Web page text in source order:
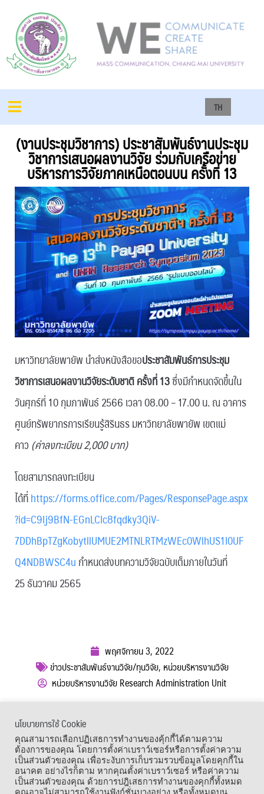
TH
(งานประชุมวิชาการ) ประชาสัมพันธ์งานประชุม
วิชาการเสนอผลงานวิจัย ร่วมกับเครือข่าย
บริหารการวิจัยภาคเหนือตอนบน ครั้งที่ 13
มหาวิทยาลัยพายัพ นำส่งหนังสือขอประชาสัมพันธ์การประชุม
วิชาการเสนอผลงานวิจัยระดับชาติ ครั้งที่ 13ซึ่งมีกำหนดจัดขึ้นใน
วันศุกร์ที่ 10 กุมภาพันธ์ 2566 เวลา 08.00 – 17.00 น. ณ อาคาร
ศูนย์ทรัพยากรการเรียนรู้สิรินธร มหาวิทยาลัยพายัพ เขตแม่
คาว(ค่าลงทะเบียน 2,000 บาท)
โดยสามารถลงทะเบียน
ได้ที่https://forms.office.com/Pages/ResponsePage.aspx
?id=C9Ij9BfN-EGnLCIc8fqdky3QiV-
7DDhBpTZgKobytllUMUE2MTNLRTMzWEc0WlhUS1I0UF
Q4NDBWSC4uกำหนดส่งบทความวิจัยฉบับเต็มภายในวันที่
25 ธันวาคม 2565
พฤศจิกายน 3, 2022
ข่าวประชาสัมพันธ์งานวิจัย/ทุนวิจัย, หน่วยบริหารงานวิจัย
หน่วยบริหารงานวิจัย Research Administration Unit
เมนูลัด
นโยบายการใช้ Cookie
คุณสามารถเลือกปฏิเสธการทำงานของคุ้กกี้ได้ตามความ
ต้องการของคุณ โดยการตั้งค่าเบราว์เซอร์หรือการตั้งค่าความ
เป็นส่วนตัวของคุณ เพื่อระงับการเก็บรวมรวบข้อมูลโดยคุกกี้ใน
อนาคต อย่างไรก็ตาม หากคุณตั้งค่าเบราว์เซอร์ หรือค่าความ
เป็นส่วนตัวของคุณ ด้วยการปฎิเสธการทำงานของคุกกี้ทั้งหมด